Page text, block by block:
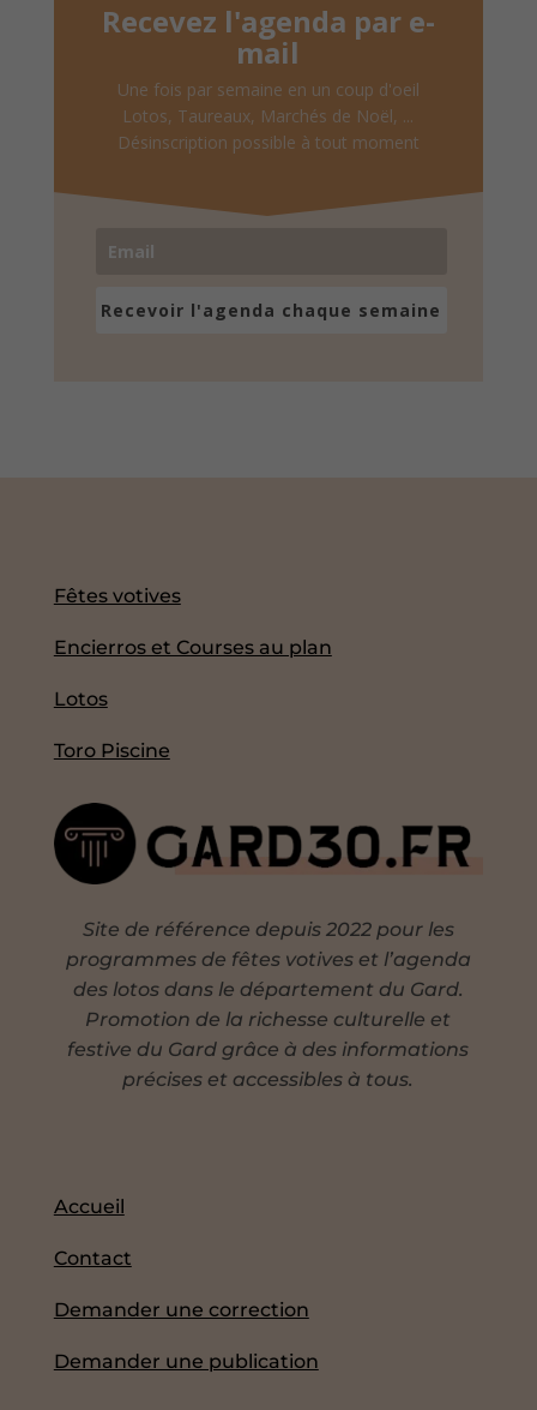
Recevez l'agenda par e-
mail
Une fois par semaine en un coup d'oeil
Lotos, Taureaux, Marchés de Noël, ...
Désinscription possible à tout moment
Recevoir l'agenda chaque semaine
Fêtes votives
Encierros et Courses au plan
Lotos
Toro Piscine
Site de référence depuis 2022 pour les
programmes de fêtes votives et l’agenda
des lotos dans le département du Gard.
Promotion de la richesse culturelle et
festive du Gard grâce à des informations
précises et accessibles à tous.
Accueil
Contact
Demander une correction
Demander une publication